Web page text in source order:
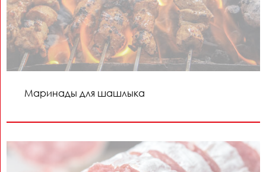
Маринады для шашлыка